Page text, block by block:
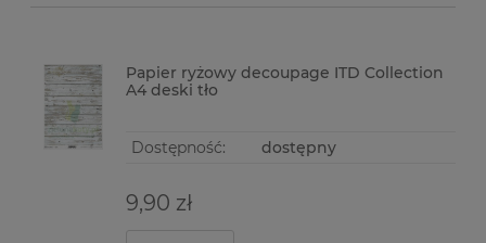
Papier ryżowy decoupage ITD Collection
A4 deski tło
Dostępność: dostępny
9,90 zł